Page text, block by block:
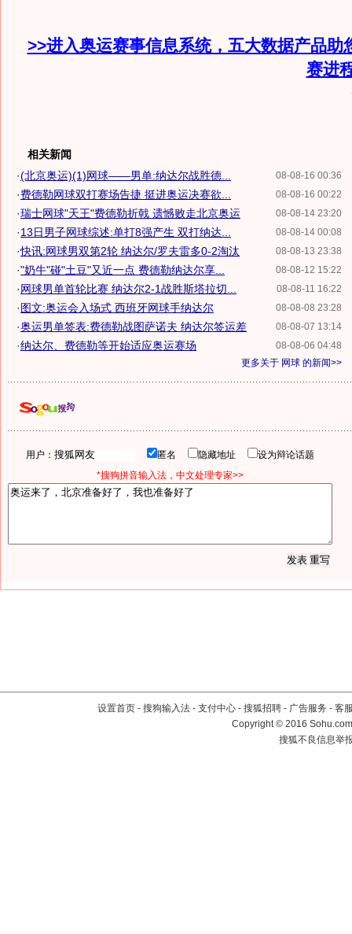
>>进入奥运赛事信息系统，五大数据产品助
赛进
相关新闻
08-08-16 00:36
·(北京奥运)(1)网球——男单:纳达尔战胜德...
08-08-16 00:22
·费德勒网球双打赛场告捷 挺进奥运决赛欲...
08-08-14 23:20
·瑞士网球"天王"费德勒折戟 遗憾败走北京奥运
08-08-14 00:08
·13日男子网球综述:单打8强产生 双打纳达...
08-08-13 23:38
·快讯:网球男双第2轮 纳达尔/罗夫雷多0-2淘汰
08-08-12 15:22
·"奶牛"碰"土豆"又近一点 费德勒纳达尔享...
08-08-11 16:22
·网球男单首轮比赛 纳达尔2-1战胜斯塔拉切...
08-08-08 23:28
·图文:奥运会入场式 西班牙网球手纳达尔
08-08-07 13:14
·奥运男单签表:费德勒战图萨诺夫 纳达尔签运差
08-08-06 04:48
·纳达尔、费德勒等开始适应奥运赛场
更多关于 网球 的新闻>>
用户： 匿名 隐藏地址
设为辩论话题
*搜狗拼音输入法，中文处理专家>>
设置首页 - 搜狗输入法 - 支付中心 - 搜狐招聘 - 广告服务 - 客
Copyright©2016
搜狐不良信息举